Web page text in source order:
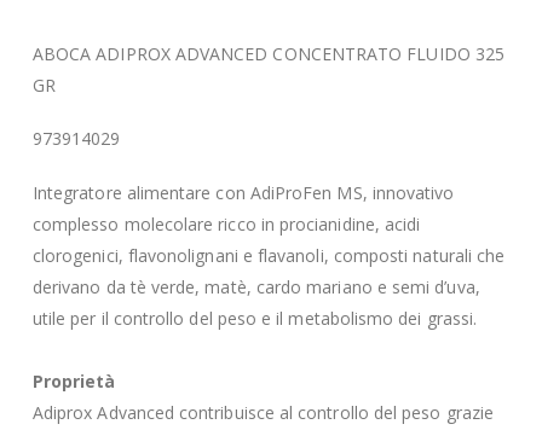
ABOCA ADIPROX ADVANCED CONCENTRATO FLUIDO 325
GR
973914029
Integratore alimentare con AdiProFen MS, innovativo
complesso molecolare ricco in procianidine, acidi
clorogenici, flavonolignani e flavanoli, composti naturali che
derivano da tè verde, matè, cardo mariano e semi d’uva,
utile per il controllo del peso e il metabolismo dei grassi.
Proprietà
Adiprox Advanced contribuisce al controllo del peso grazie